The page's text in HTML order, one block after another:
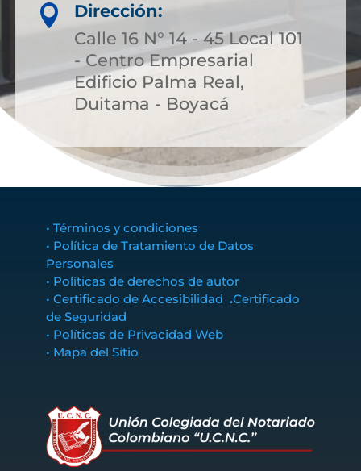

Dirección:
Calle 16 N° 14 - 45 Local 101
- Centro Empresarial
Edificio Palma Real,
Duitama - Boyacá
• Términos y condiciones
• Política de Tratamiento de Datos
Personales
• Políticas de derechos de autor
• Certificado de Accesibilidad .Certificado
de Seguridad
• Políticas de Privacidad Web
• Mapa del Sitio